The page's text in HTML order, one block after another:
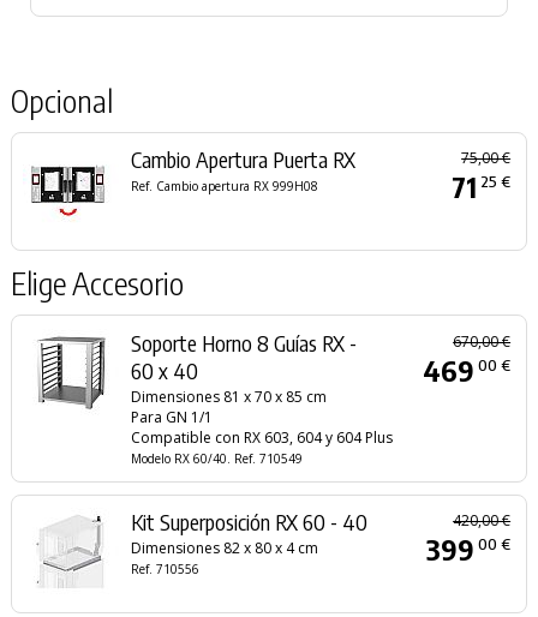
Opcional
Cambio Apertura Puerta RX
Ref. Cambio apertura RX 999H08
75,00 €
71 25 €
Elige Accesorio
Soporte Horno 8 Guías RX -
60 x 40
Dimensiones 81 x 70 x 85 cm
Para GN 1/1
Compatible con RX 603, 604 y 604 Plus
Modelo RX 60/40. Ref. 710549
670,00 €
469 00 €
Kit Superposición RX 60 - 40
Dimensiones 82 x 80 x 4 cm
Ref. 710556
420,00 €
399 00 €